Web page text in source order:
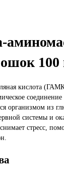
100
кислота
соединение
организмом из
системы и
стресс,